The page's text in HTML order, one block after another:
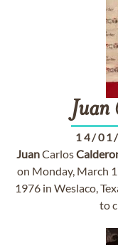
Juan
14/
JuanCarlos
on Monday, March
1976 in Weslaco,
to